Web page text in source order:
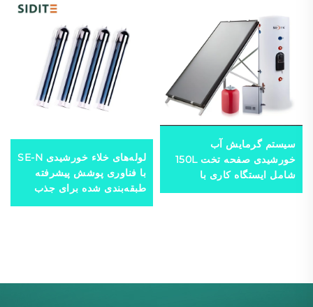
سیستم گرمایش آب
خورشیدی صفحه تخت 150L
شامل ایستگاه کاری با
جمعیت خورشیدی کارآمد
لوله‌های خلاء خورشیدی SE-N
با فناوری پوشش پیشرفته
طبقه‌بندی شده برای جذب
حرارت با بهره‌وری بالا مؤلفه